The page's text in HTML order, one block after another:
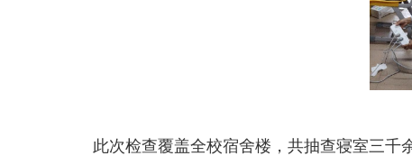
此次检查覆盖全校宿舍楼，共抽查寝室三